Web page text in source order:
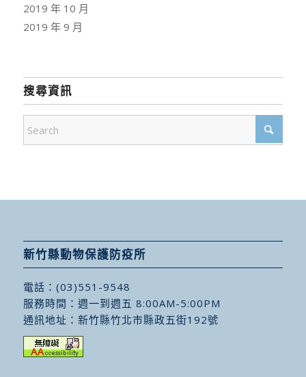
2019 年 10 月
2019 年 9 月
搜尋資訊
新竹縣動物保護防疫所
電話： (03)551-9548
服務時間：週一到週五 8:00AM-5:00PM
通訊地址： 新竹縣竹北市縣政五街192號